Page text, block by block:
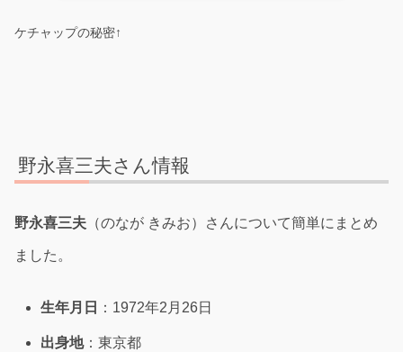
ケチャップの秘密↑
野永喜三夫さん情報
野永喜三夫 （のなが きみお）さんについて簡単にまとめ
ました。
生年月日 ：1972年2月26日
出身地：東京都